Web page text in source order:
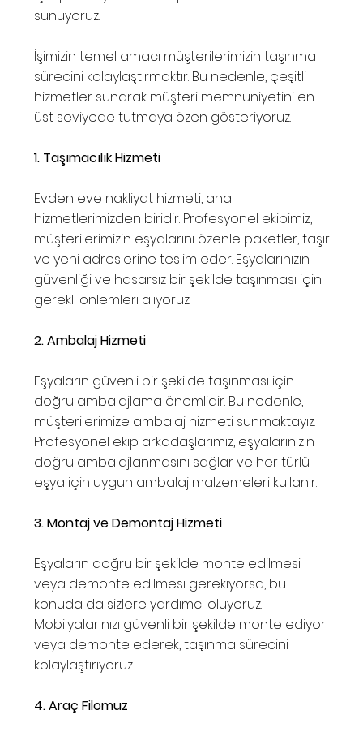
sunuyoruz.
İşimizin temel amacı müşterilerimizin taşınma
sürecini kolaylaştırmaktır. Bu nedenle, çeşitli
hizmetler sunarak müşteri memnuniyetini en
üst seviyede tutmaya özen gösteriyoruz.
1. Taşımacılık Hizmeti
Evden eve nakliyat hizmeti, ana
hizmetlerimizden biridir. Profesyonel ekibimiz,
müşterilerimizin eşyalarını özenle paketler, taşır
ve yeni adreslerine teslim eder. Eşyalarınızın
güvenliği ve hasarsız bir şekilde taşınması için
gerekli önlemleri alıyoruz.
2. Ambalaj Hizmeti
Eşyaların güvenli bir şekilde taşınması için
doğru ambalajlama önemlidir. Bu nedenle,
müşterilerimize ambalaj hizmeti sunmaktayız.
Profesyonel ekip arkadaşlarımız, eşyalarınızın
doğru ambalajlanmasını sağlar ve her türlü
eşya için uygun ambalaj malzemeleri kullanır.
3. Montaj ve Demontaj Hizmeti
Eşyaların doğru bir şekilde monte edilmesi
veya demonte edilmesi gerekiyorsa, bu
konuda da sizlere yardımcı oluyoruz.
Mobilyalarınızı güvenli bir şekilde monte ediyor
veya demonte ederek, taşınma sürecini
kolaylaştırıyoruz.
4. Araç Filomuz